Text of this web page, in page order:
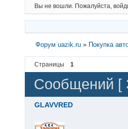
Вы не вошли. Пожалуйста,
Форум uazik.ru » Покупка
Страницы 1
Сообщений [
GLAVVRED